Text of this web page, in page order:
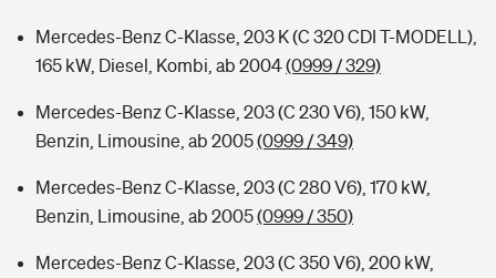
Mercedes-Benz C-Klasse, 203 K (C 320 CDI T-MODELL),
165 kW, Diesel, Kombi, ab 2004(0999 / 329)
Mercedes-Benz C-Klasse, 203 (C 230 V6), 150 kW,
Benzin, Limousine, ab 2005(0999 / 349)
Mercedes-Benz C-Klasse, 203 (C 280 V6), 170 kW,
Benzin, Limousine, ab 2005(0999 / 350)
Mercedes-Benz C-Klasse, 203 (C 350 V6), 200 kW,